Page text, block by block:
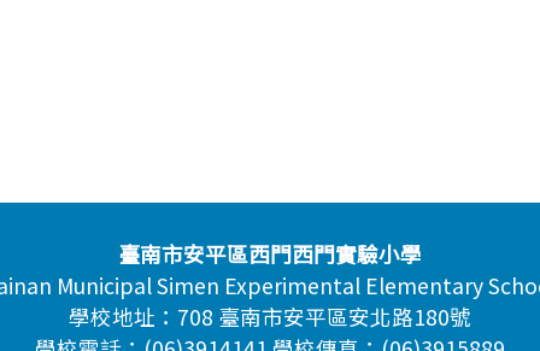
臺南市安平區西門西門實驗小學
Municipal Simen Experimental Elementary
學校地址：708 臺南市安平區安北路180號